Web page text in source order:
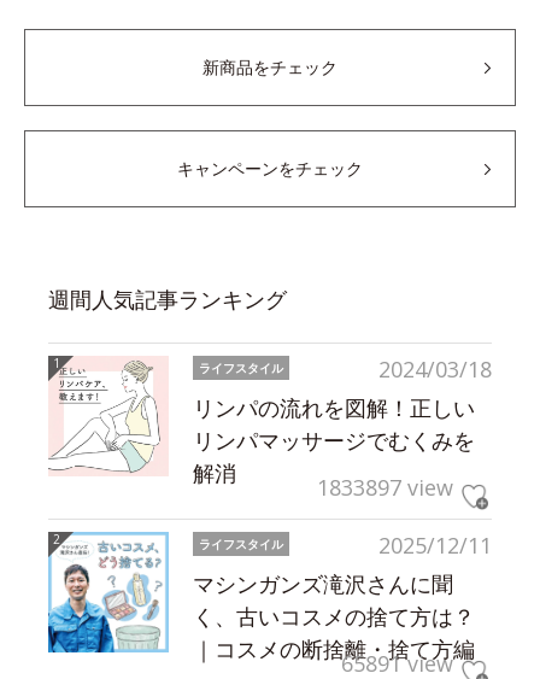
新商品をチェック
キャンペーンをチェック
週間人気記事ランキング
2024/03/18
ライフスタイル
リンパの流れを図解！正しい
リンパマッサージでむくみを
解消
1833897 view
2025/12/11
ライフスタイル
マシンガンズ滝沢さんに聞
く、古いコスメの捨て方は？
｜コスメの断捨離・捨て方編
65891 view